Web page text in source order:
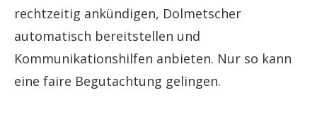
rechtzeitig ankündigen, Dolmetscher
automatisch bereitstellen und
Kommunikationshilfen anbieten. Nur so kann
eine faire Begutachtung gelingen.